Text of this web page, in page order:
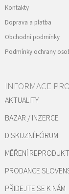
Kontakty
Doprava a platba
Obchodní podmínky
Podmínky ochrany
INFORMACE
AKTUALITY
BAZAR / INZERCE
DISKUZNÍ FÓRUM
MĚŘENÍ
PRODANCE
PŘIDEJTE SE K NÁM